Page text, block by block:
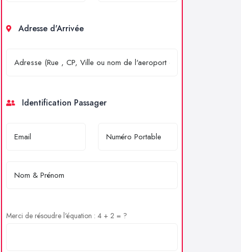
Adresse d'Arrivée
Identification Passager
Merci de résoudre l'équation : 4 + 2 = ?